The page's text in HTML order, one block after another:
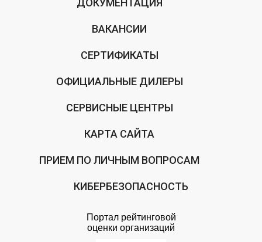
ДОКУМЕНТАЦИЯ
ВАКАНСИИ
СЕРТИФИКАТЫ
ОФИЦИАЛЬНЫЕ ДИЛЕРЫ
СЕРВИСНЫЕ ЦЕНТРЫ
КАРТА САЙТА
ПРИЕМ ПО ЛИЧНЫМ ВОПРОСАМ
КИБЕРБЕЗОПАСНОСТЬ
Портал рейтинговой
оценки организаций